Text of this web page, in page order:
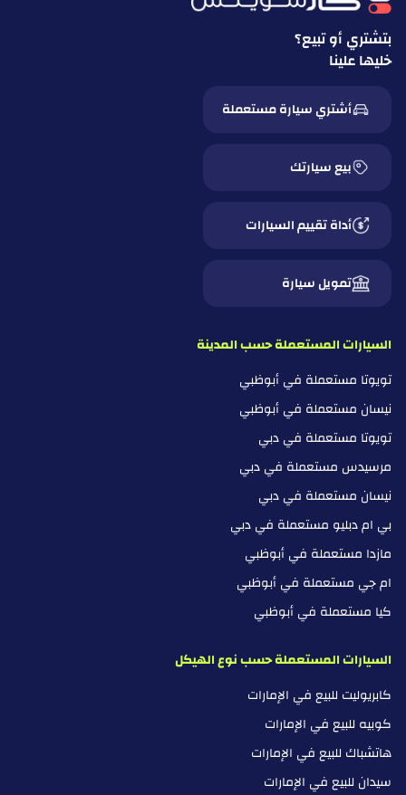
بتشتري أو تبيع؟
خليها علينا
أشتري سيارة مستعملة
بيع سيارتك
أداة تقييم السيارات
تمويل سيارة
السيارات المستعملة حسب المدينة
تويوتا مستعملة في أبوظبي
نيسان مستعملة في أبوظبي
تويوتا مستعملة في دبي
مرسيدس مستعملة في دبي
نيسان مستعملة في دبي
بي ام دبليو مستعملة في دبي
مازدا مستعملة في أبوظبي
ام جي مستعملة في أبوظبي
كيا مستعملة في أبوظبي
السيارات المستعملة حسب نوع الهيكل
كابريوليت للبيع في الإمارات
كوبيه للبيع في الإمارات
هاتشباك للبيع في الإمارات
سيدان للبيع في الإمارات